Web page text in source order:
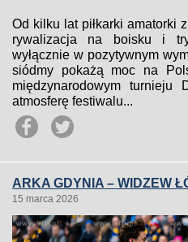
Od kilku lat piłkarki amatorki
rywalizacja na boisku i
wyłącznie w pozytywnym
siódmy pokażą moc na
międzynarodowym turnieju
atmosferę festiwalu...
ARKA GDYNIA – WIDZEW
15 marca 2026